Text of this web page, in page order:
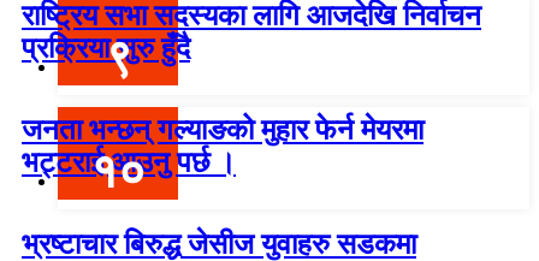
राष्ट्रिय सभा सदस्यका लागि आजदेखि निर्वाचन
प्रक्रिया सुरु हुँदै
९
जनता भन्छन् गल्याङको मुहार फेर्न मेयरमा
भट्टराई आउनु पर्छ ।
१०
भ्रष्टाचार बिरुद्ध जेसीज युवाहरु सडकमा